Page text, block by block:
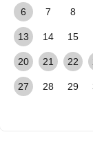
6 7 8
13 14 15
20 21 22
27 28 29